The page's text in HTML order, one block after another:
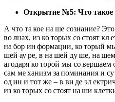
Открытие №5: Что такое
А что та кое на ше сознание?
во лнах, из ко торых со стоят
на бор ин формации, ко торый
шей ау ре, в на шей ду ше, на
агодаря ко торой мы со вершаем
сам ме ханизм за поминания и
од ин и тот же – в ви де эл
из ко торых со стоят на ши